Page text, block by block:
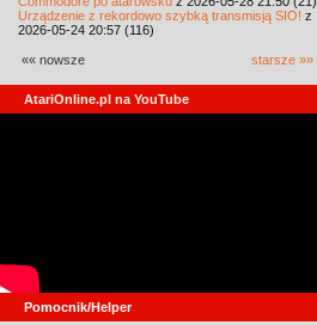
Urządzenie z rekordowo szybką transmisją SIO! z
2026-05-24 20:57 (116)
«« nowsze starsze »»
AtariOnline.pl na YouTube
Pomocnik/Helper